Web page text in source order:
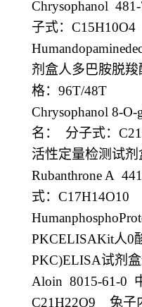
Chrysophanol
子式： C15H10O4
剂盒人多巴胺脱羧
格： 96T/48T
Chrysophanol 8-
名：
分子式：
活性定量检测试剂
Rubanthrone A
式： C17H14O10
PKCELISAKit人0
PKC)ELISA试剂盒
Aloin 8015-61-0
C21H22O9 兔子